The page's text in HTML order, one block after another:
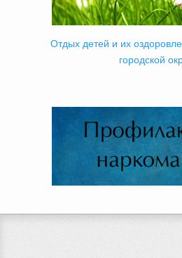
Отдых детей и их
городской